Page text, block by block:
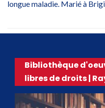
longue maladie. Marié à
Bibliothèque
libres de droits |